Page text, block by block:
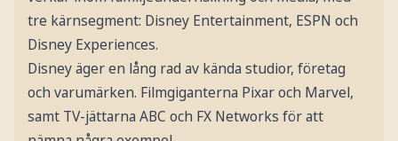
tre kärnsegment: Disney Entertainment, ESPN och
Disney Experiences.
Disney äger en lång rad av kända studior, företag
och varumärken. Filmgiganterna Pixar och Marvel,
samt TV-jättarna ABC och FX Networks för att